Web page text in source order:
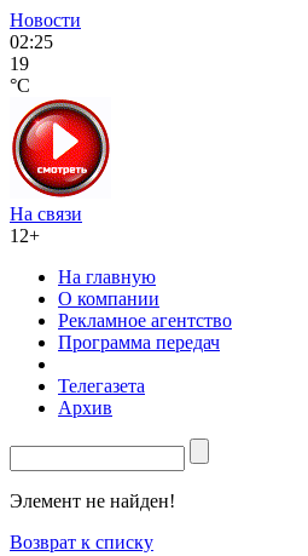
Новости
02:25
19
°C
На связи
12+
На главную
О компании
Рекламное агентство
Программа передач
Телегазета
Архив
Элемент не найден!
Возврат к списку